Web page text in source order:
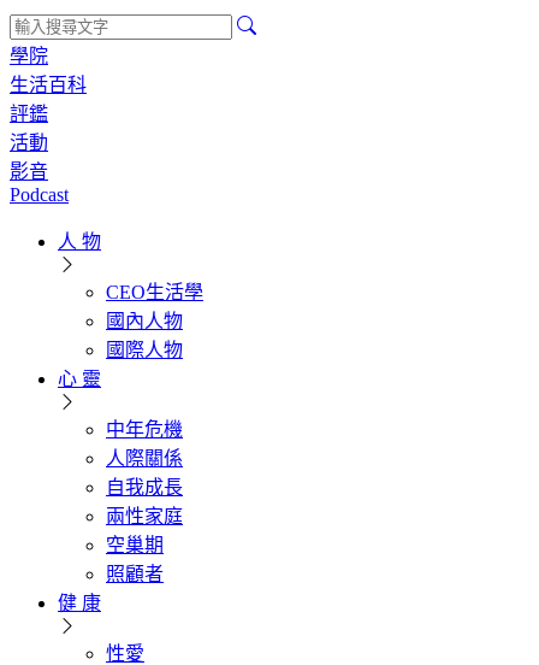
學院
生活百科
評鑑
活動
影音
Podcast
人 物
CEO生活學
國內人物
國際人物
心 靈
中年危機
人際關係
自我成長
兩性家庭
空巢期
照顧者
健 康
性愛